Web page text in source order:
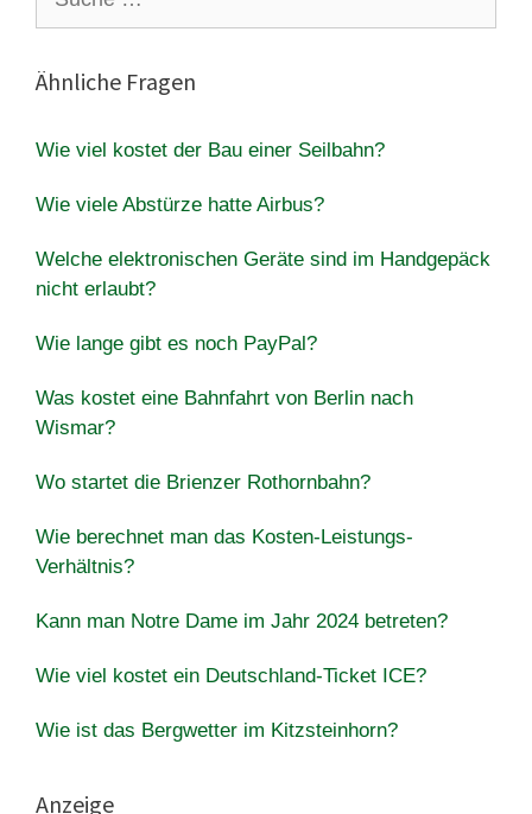
nach:
Ähnliche Fragen
Wie viel kostet der Bau einer Seilbahn?
Wie viele Abstürze hatte Airbus?
Welche elektronischen Geräte sind im Handgepäck
nicht erlaubt?
Wie lange gibt es noch PayPal?
Was kostet eine Bahnfahrt von Berlin nach
Wismar?
Wo startet die Brienzer Rothornbahn?
Wie berechnet man das Kosten-Leistungs-
Verhältnis?
Kann man Notre Dame im Jahr 2024 betreten?
Wie viel kostet ein Deutschland-Ticket ICE?
Wie ist das Bergwetter im Kitzsteinhorn?
Anzeige